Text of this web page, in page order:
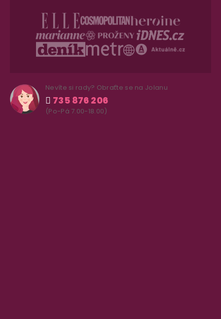
Nevíte si rady? Obraťte se na Jolanu
735 876 206
(Po-Pá 7.00-18.00)